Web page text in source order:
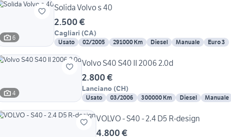
6
Solida Volvo s 40
2.500 €
Cagliari (CA)
Usato 02/2005 291000 Km Diesel Manuale Euro 3
4
Volvo S40 S40 II 2006 2.0d
2.800 €
Lanciano (CH)
Usato 03/2006 300000 Km Diesel Manuale
VOLVO - S40 - 2.4 D5 R-design
4.800 €